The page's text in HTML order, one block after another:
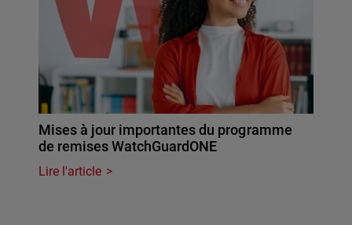
Mises à jour importantes du programme
de remises WatchGuardONE
Lire l'article